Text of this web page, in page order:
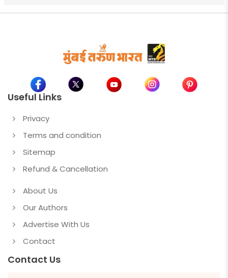
Useful Links
Privacy
Terms and condition
Sitemap
Refund & Cancellation
About Us
Our Authors
Advertise With Us
Contact
Contact Us